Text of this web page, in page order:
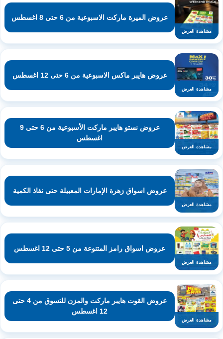
مشاهدة العرض
عروض الميرة ماركت الاسبوعية من 6 حتى 8 اغسطس
مشاهدة العرض
عروض هايبر ماكس الاسبوعية من 6 حتى 12 اغسطس
مشاهدة العرض
عروض نستو هايبر ماركت الأسبوعية من 6 حتى 9
اغسطس
مشاهدة العرض
عروض اسواق زهرة الإمارات المعبيلة حتى نفاذ الكمية
مشاهدة العرض
عروض اسواق رامز المتنوعة من 5 حتى 12 اغسطس
مشاهدة العرض
عروض القوت هايبر ماركت والمزن للتسوق من 4 حتى
12 اغسطس